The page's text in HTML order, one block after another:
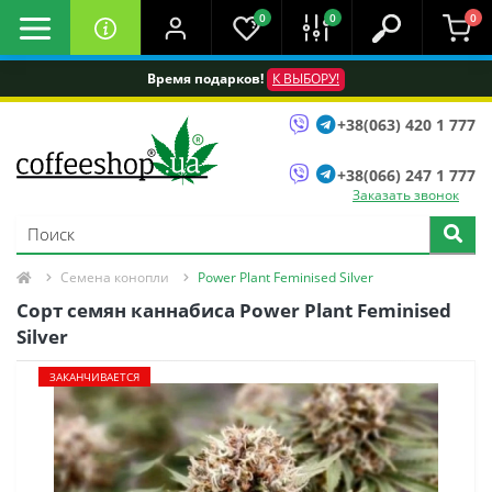
Время подарков! К ВЫБОРУ!
0 0 0
+38(063) 420 1 777
+38(066) 247 1 777
Заказать звонок
Семена конопли Power Plant Feminised Silver
Сорт семян каннабиса Power Plant Feminised
Silver
ЗАКАНЧИВАЕТСЯ